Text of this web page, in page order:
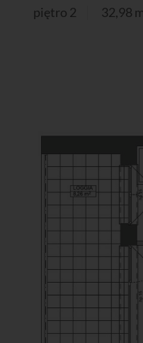
piętro 2 32,98 m